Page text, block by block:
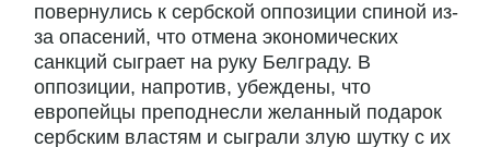
повернулись к сербской оппозиции спиной из-
за опасений, что отмена экономических
санкций сыграет на руку Белграду. В
оппозиции, напротив, убеждены, что
европейцы преподнесли желанный подарок
сербским властям и сыграли злую шутку с их